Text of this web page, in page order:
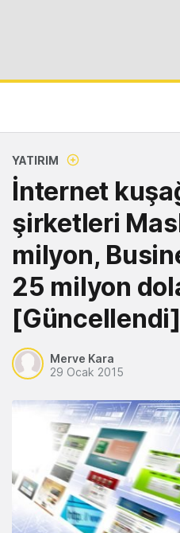
YATIRIM
İnternet
şirketleri
milyon,
25 milyon
[Güncellendi]
Merve Kara
29 Ocak 2015